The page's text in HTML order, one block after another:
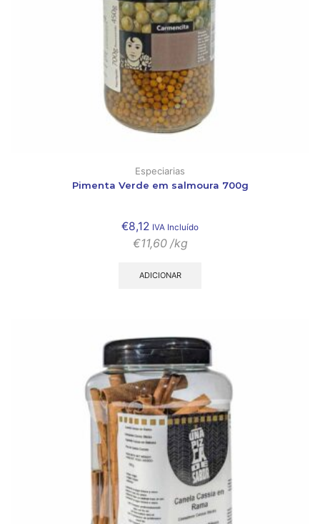
Especiarias
Pimenta Verde em salmoura 700g
€8,12 IVA Incluído
€11,60 /kg
ADICIONAR